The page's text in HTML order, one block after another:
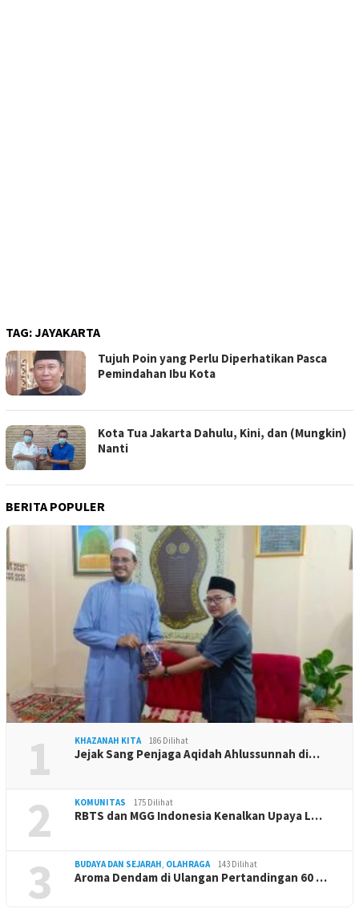
TAG:JAYAKARTA
Tujuh Poin yang Perlu Diperhatikan Pasca
Pemindahan Ibu Kota
Kota Tua Jakarta Dahulu, Kini, dan (Mungkin)
Nanti
BERITA POPULER
1 KHAZANAH KITA 186 Dilihat
Jejak Sang Penjaga Aqidah Ahlussunnah di…
2 KOMUNITAS 175 Dilihat
RBTS dan MGG Indonesia Kenalkan Upaya L…
3 BUDAYA DAN SEJARAH, OLAHRAGA 143 Dilihat
Aroma Dendam di Ulangan Pertandingan 60 …